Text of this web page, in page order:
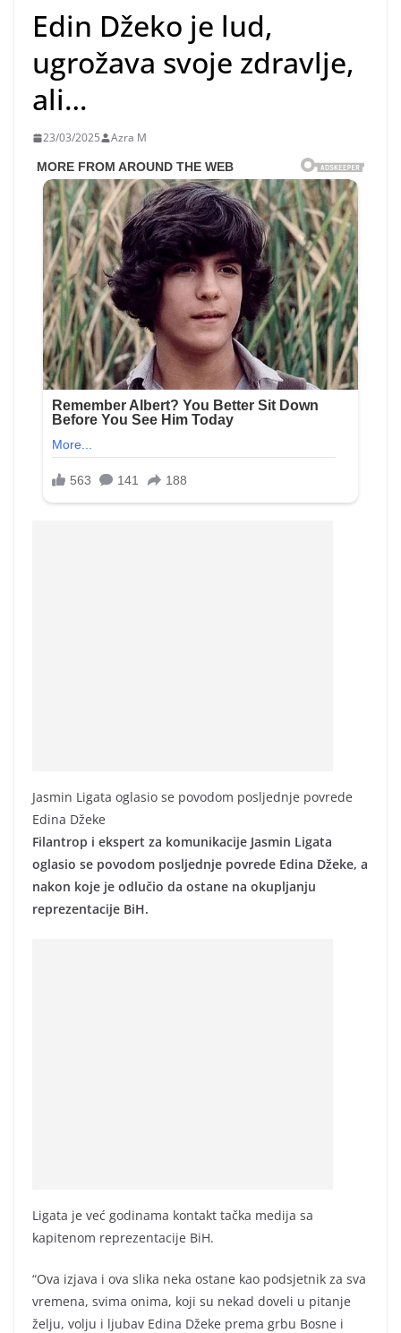
Edin Džeko je lud,
ugrožava svoje zdravlje,
ali…
23/03/2025 Azra M
Jasmin Ligata oglasio se povodom posljednje povrede
Edina Džeke
Filantrop i ekspert za komunikacije Jasmin Ligata
oglasio se povodom posljednje povrede Edina Džeke, a
nakon koje je odlučio da ostane na okupljanju
reprezentacije BiH.
Ligata je već godinama kontakt tačka medija sa
kapitenom reprezentacije BiH.
“Ova izjava i ova slika neka ostane kao podsjetnik za sva
vremena, svima onima, koji su nekad doveli u pitanje
želju, volju i ljubav Edina Džeke prema grbu Bosne i